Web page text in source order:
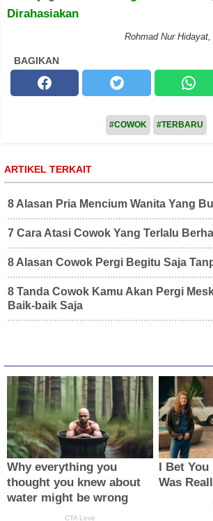
Dirahasiakan
Rohmad Nur Hidayat,
BAGIKAN
#COWOK #TERBARU
ARTIKEL TERKAIT
8 Alasan Pria Mencium Wanita Yang
7 Cara Atasi Cowok Yang Terlalu
8 Alasan Cowok Pergi Begitu Saja
8 Tanda Cowok Kamu Akan Pergi
Baik-baik Saja